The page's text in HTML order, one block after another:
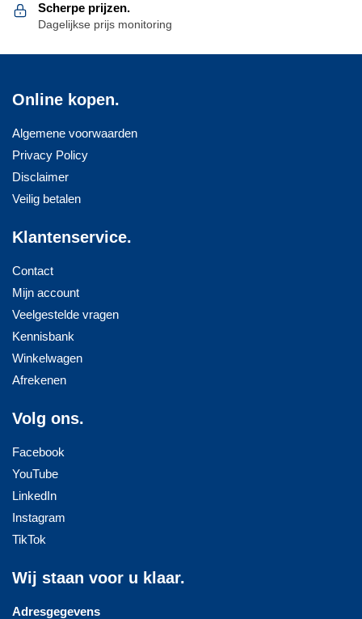
Scherpe prijzen.
Dagelijkse prijs monitoring
Online kopen.
Algemene voorwaarden
Privacy Policy
Disclaimer
Veilig betalen
Klantenservice.
Contact
Mijn account
Veelgestelde vragen
Kennisbank
Winkelwagen
Afrekenen
Volg ons.
Facebook
YouTube
LinkedIn
Instagram
TikTok
Wij staan voor u klaar.
Adresgegevens